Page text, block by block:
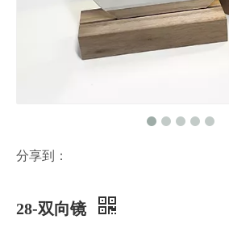
分享到：
28-双向镜